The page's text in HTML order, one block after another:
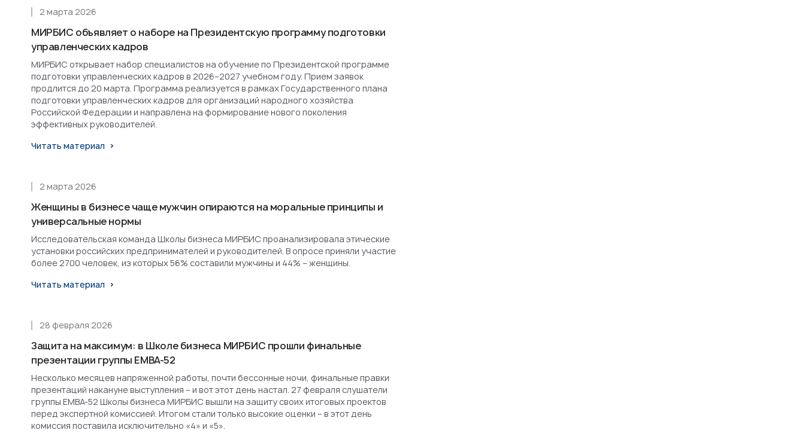
МИРБИС объявляет о наборе на Президентскую программу подготовки
управленческих кадров
2 марта 2026
МИРБИС открывает набор специалистов на обучение по Президентской программе
подготовки управленческих кадров в 2026–2027 учебном году. Прием заявок
продлится до 20 марта. Программа реализуется в рамках Государственного плана
подготовки управленческих кадров для организаций народного хозяйства
Российской Федерации и направлена на формирование нового поколения
эффективных руководителей.
Читать материал
Женщины в бизнесе чаще мужчин опираются на моральные принципы и
универсальные нормы
2 марта 2026
Исследовательская команда Школы бизнеса МИРБИС проанализировала этические
установки российских предпринимателей и руководителей. В опросе приняли участие
более 2700 человек, из которых 56% составили мужчины и 44% – женщины.
Читать материал
Защита на максимум: в Школе бизнеса МИРБИС прошли финальные
презентации группы EMBA-52
28 февраля 2026
Несколько месяцев напряженной работы, почти бессонные ночи, финальные правки
презентаций накануне выступления – и вот этот день настал. 27 февраля слушатели
группы EMBA-52 Школы бизнеса МИРБИС вышли на защиту своих итоговых проектов
перед экспертной комиссией. Итогом стали только высокие оценки – в этот день
комиссия поставила исключительно «4» и «5».